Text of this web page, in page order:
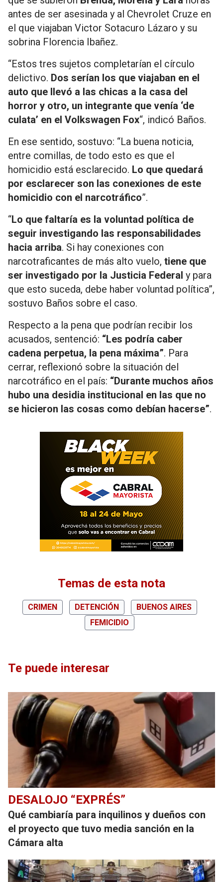
antes de ser asesinada y al Chevrolet Cruze en
el que viajaban Victor Sotacuro Lázaro y su
sobrina Florencia Ibañez.
“Estos tres sujetos completarían el círculo
delictivo. Dos serían los que viajaban en el
auto que llevó a las chicas a la casa del
horror y otro, un integrante que venía ‘de
culata’ en el Volkswagen Fox“, indicó Baños.
En ese sentido, sostuvo: “La buena noticia,
entre comillas, de todo esto es que el
homicidio está esclarecido. Lo que quedará
por esclarecer son las conexiones de este
homicidio con el narcotráfico”.
“Lo que faltaría es la voluntad política de
seguir investigando las responsabilidades
hacia arriba. Si hay conexiones con
narcotraficantes de más alto vuelo, tiene que
ser investigado por la Justicia Federal y para
que esto suceda, debe haber voluntad política”,
sostuvo Baños sobre el caso.
Respecto a la pena que podrían recibir los
acusados, sentenció: “Les podría caber
cadena perpetua, la pena máxima”. Para
cerrar, reflexionó sobre la situación del
narcotráfico en el país: “Durante muchos años
hubo una desidia institucional en las que no
se hicieron las cosas como debían hacerse”.
Temas de esta nota
CRIMEN DETENCIÓN
BUENOS AIRES
FEMICIDIO
Te puede interesar
DESALOJO “EXPRÉS”
Qué cambiaría para inquilinos y dueños con
el proyecto que tuvo media sanción en la
Cámara alta